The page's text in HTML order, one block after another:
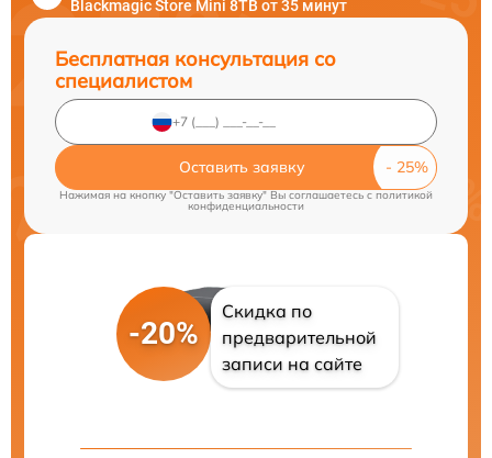
Blackmagic Store Mini 8TB от 35 минут
Бесплатная консультация со
специалистом
Оставить заявку
Нажимая на кнопку "Оставить заявку" Вы соглашаетесь cполитикой
конфиденциальности
-20%
Скидка по
предварительной
записи на сайте